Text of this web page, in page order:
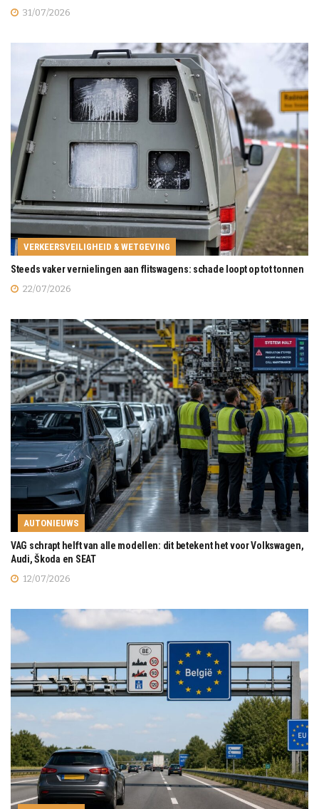
31/07/2026
VERKEERSVEILIGHEID & WETGEVING
Steeds vaker vernielingen aan flitswagens: schade loopt op tot tonnen
22/07/2026
AUTONIEUWS
VAG schrapt helft van alle modellen: dit betekent het voor Volkswagen,
Audi, Škoda en SEAT
12/07/2026